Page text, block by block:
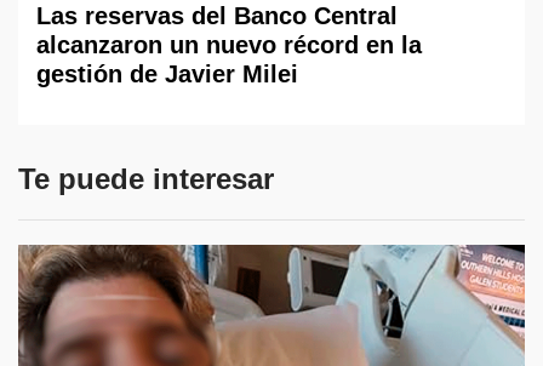
Las reservas del Banco Central
alcanzaron un nuevo récord en la
gestión de Javier Milei
Te puede interesar